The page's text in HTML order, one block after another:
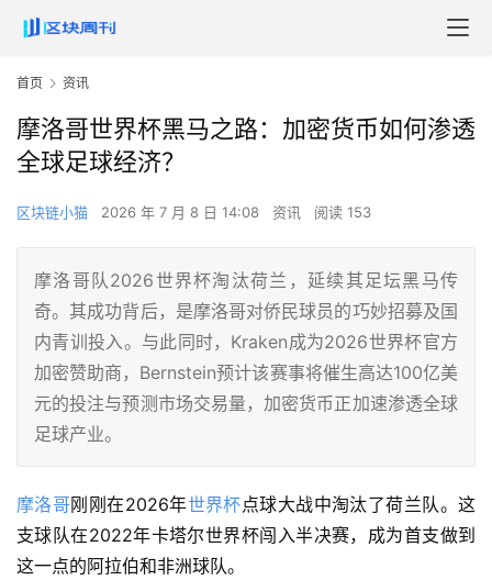
首页 资讯
摩洛哥世界杯黑马之路：加密货币如何渗透
全球足球经济？
区块链小猫 2026 年 7 月 8 日 14:08 资讯 阅读 153
摩洛哥队2026世界杯淘汰荷兰，延续其足坛黑马传
奇。其成功背后，是摩洛哥对侨民球员的巧妙招募及国
内青训投入。与此同时，Kraken成为2026世界杯官方
加密赞助商，Bernstein预计该赛事将催生高达100亿美
元的投注与预测市场交易量，加密货币正加速渗透全球
足球产业。
摩洛哥刚刚在2026年世界杯点球大战中淘汰了荷兰队。这
支球队在2022年卡塔尔世界杯闯入半决赛，成为首支做到
这一点的阿拉伯和非洲球队。